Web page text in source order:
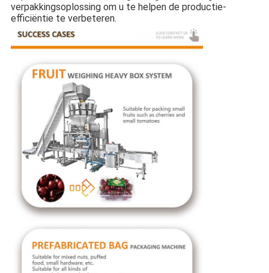
verpakkingsoplossing om u te helpen de productie-
efficiëntie te verbeteren.